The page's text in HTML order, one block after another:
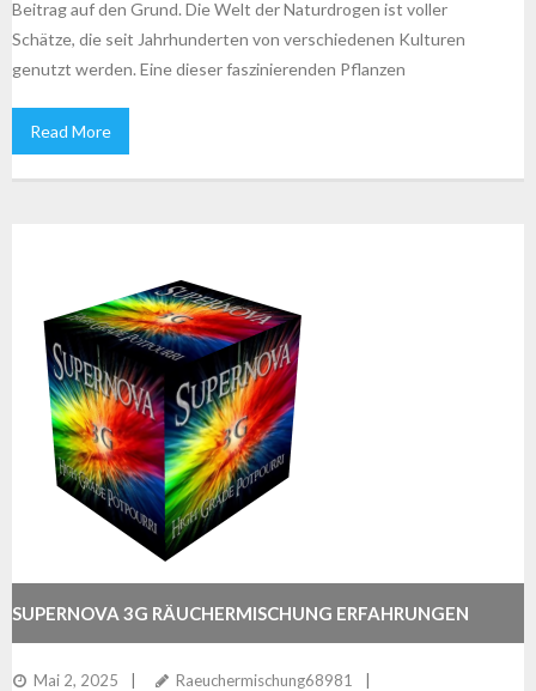
Beitrag auf den Grund. Die Welt der Naturdrogen ist voller
Schätze, die seit Jahrhunderten von verschiedenen Kulturen
genutzt werden. Eine dieser faszinierenden Pflanzen
Read More
SUPERNOVA 3G RÄUCHERMISCHUNG ERFAHRUNGEN
Mai 2, 2025
Raeuchermischung68981